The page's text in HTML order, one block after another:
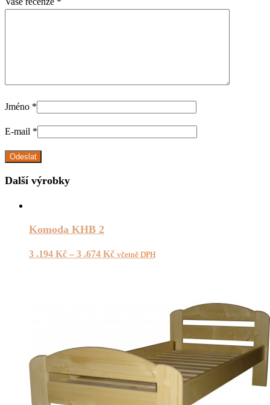
Jméno *
E-mail *
Další výrobky
Komoda KHB 2
3 .194 Kč – 3 .674 Kč včetně DPH